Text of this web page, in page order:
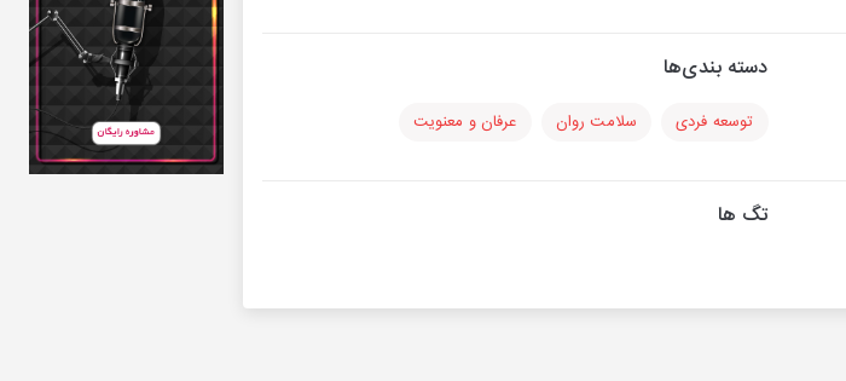
دسته بندی‌ها
توسعه فردی سلامت روان عرفان و معنویت
تگ ها